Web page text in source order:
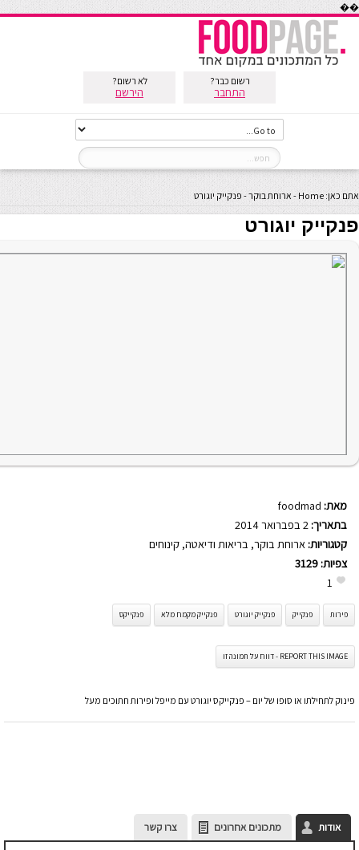
��
רשום כבר?
התחבר
לא רשום?
הירשם
אתם כאן: Home
- ארוחת בוקר- פנקייק יוגורט
פנקייק יוגורט
מאת: foodmad
בתאריך:
קטגוריות: ארוחת בוקר, בריאות ודיאטה, קינוחים
צפיות: 3129
1
פירות פנקייק פנקייק יוגורט פנקייק מקמח מלא פנקייקס
REPORT THIS IMAGE - דווח על תמונה זו
פינוק לתחילתו או סופו של יום – פנקייקס יוגורט עם מייפל ופירות חתוכים מעל
אודות מתכונים אחרונים צרו קשר